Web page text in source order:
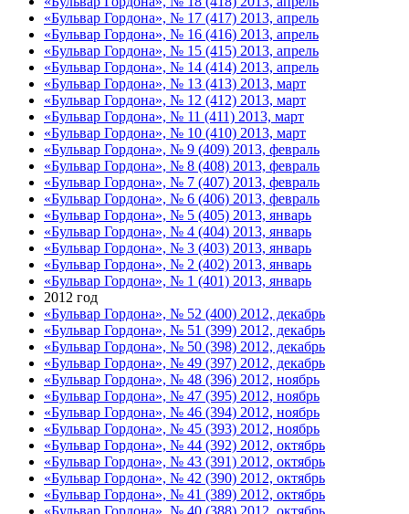
«Бульвар Гордона», № 17 (417) 2013, апрель
«Бульвар Гордона», № 16 (416) 2013, апрель
«Бульвар Гордона», № 15 (415) 2013, апрель
«Бульвар Гордона», № 14 (414) 2013, апрель
«Бульвар Гордона», № 13 (413) 2013, март
«Бульвар Гордона», № 12 (412) 2013, март
«Бульвар Гордона», № 11 (411) 2013, март
«Бульвар Гордона», № 10 (410) 2013, март
«Бульвар Гордона», № 9 (409) 2013, февраль
«Бульвар Гордона», № 8 (408) 2013, февраль
«Бульвар Гордона», № 7 (407) 2013, февраль
«Бульвар Гордона», № 6 (406) 2013, февраль
«Бульвар Гордона», № 5 (405) 2013, январь
«Бульвар Гордона», № 4 (404) 2013, январь
«Бульвар Гордона», № 3 (403) 2013, январь
«Бульвар Гордона», № 2 (402) 2013, январь
«Бульвар Гордона», № 1 (401) 2013, январь
2012 год
«Бульвар Гордона», № 52 (400) 2012, декабрь
«Бульвар Гордона», № 51 (399) 2012, декабрь
«Бульвар Гордона», № 50 (398) 2012, декабрь
«Бульвар Гордона», № 49 (397) 2012, декабрь
«Бульвар Гордона», № 48 (396) 2012, ноябрь
«Бульвар Гордона», № 47 (395) 2012, ноябрь
«Бульвар Гордона», № 46 (394) 2012, ноябрь
«Бульвар Гордона», № 45 (393) 2012, ноябрь
«Бульвар Гордона», № 44 (392) 2012, октябрь
«Бульвар Гордона», № 43 (391) 2012, октябрь
«Бульвар Гордона», № 42 (390) 2012, октябрь
«Бульвар Гордона», № 41 (389) 2012, октябрь
«Бульвар Гордона», № 40 (388) 2012, октябрь